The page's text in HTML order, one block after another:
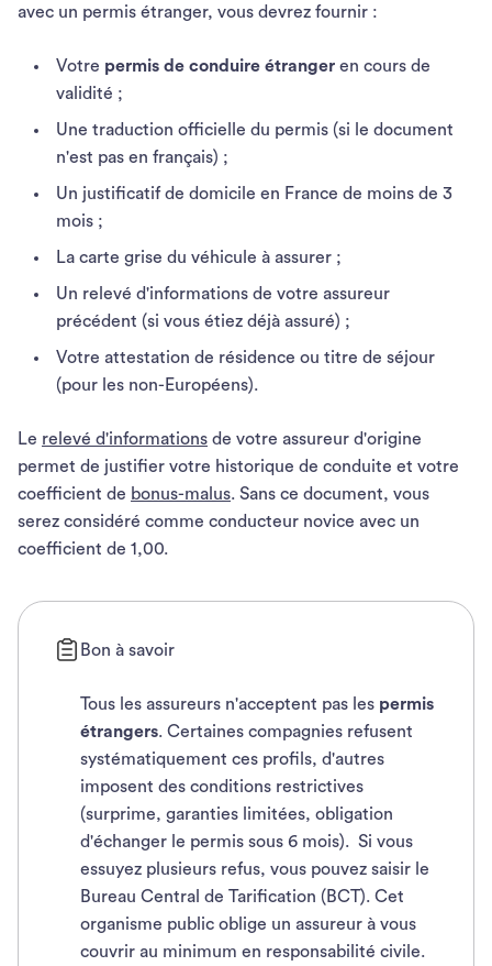
avec un permis étranger, vous devrez fournir :
Votre permis de conduire étranger en cours de
validité ;
Une traduction officielle du permis (si le document
n'est pas en français) ;
Un justificatif de domicile en France de moins de 3
mois ;
La carte grise du véhicule à assurer ;
Un relevé d'informations de votre assureur
précédent (si vous étiez déjà assuré) ;
Votre attestation de résidence ou titre de séjour
(pour les non-Européens).
Le relevé d'informations de votre assureur d'origine
permet de justifier votre historique de conduite et votre
coefficient de bonus-malus. Sans ce document, vous
serez considéré comme conducteur novice avec un
coefficient de 1,00.
Bon à savoir
Tous les assureurs n'acceptent pas les permis
étrangers. Certaines compagnies refusent
systématiquement ces profils, d'autres
imposent des conditions restrictives
(surprime, garanties limitées, obligation
d'échanger le permis sous 6 mois). Si vous
essuyez plusieurs refus, vous pouvez saisir le
Bureau Central de Tarification (BCT). Cet
organisme public oblige un assureur à vous
couvrir au minimum en responsabilité civile.